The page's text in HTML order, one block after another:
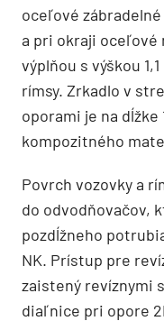
oceľové
a pri okraji oceľové
výplňou s výškou
rímsy. Zrkadlo v
oporami je na
kompozitného
Povrch vozovky a
do odvodňovačov,
pozdĺžneho
NK. Prístup pre
zaistený revíznymi
diaľnice pri opore